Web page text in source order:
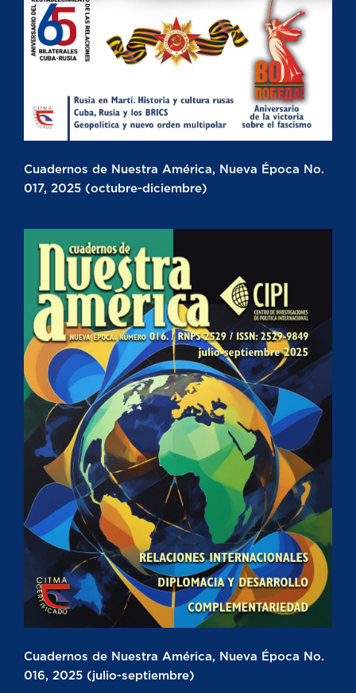
Cuadernos de Nuestra América, Nueva Época No.
017, 2025 (octubre-diciembre)
Cuadernos de Nuestra América, Nueva Época No.
016, 2025 (julio-septiembre)